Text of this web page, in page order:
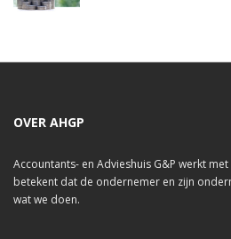
OVER AHGP
Accountants- en Advieshuis G&P werkt
betekent dat de ondernemer en zijn
wat we doen.